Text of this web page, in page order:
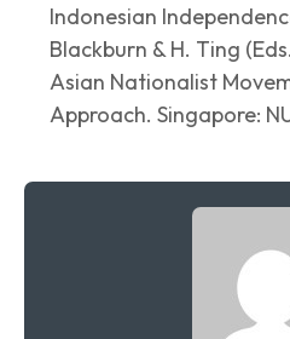
Indonesian
Blackburn & H. Ting
Asian Nationalist
Approach. Singapore: